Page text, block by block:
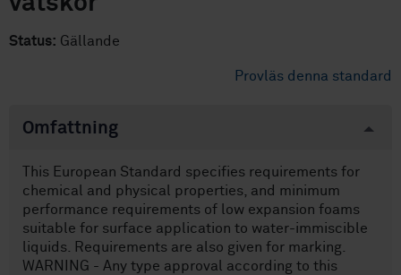
Status: Gällande
Provläs denna standard
Omfattning
This European Standard specifies requirements for
chemical and physical properties, and minimum
performance requirements of low expansion foams
suitable for surface application to water-immiscible
liquids. Requirements are also given for marking.
WARNING - Any type approval according to this